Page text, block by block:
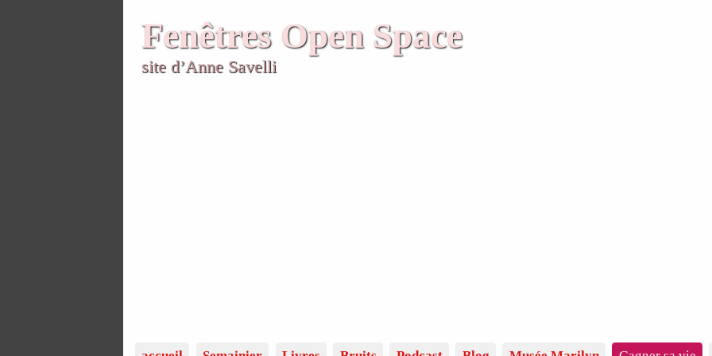
Fenêtres Open Space
site d’Anne Savelli